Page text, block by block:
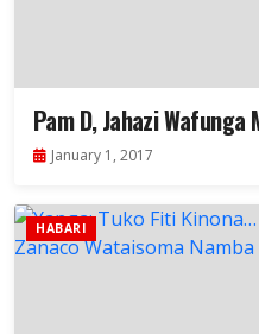
Pam D, Jahazi Wafunga
January 1, 2017
HABARI